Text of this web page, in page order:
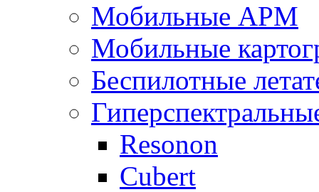
Мобильные АРМ
Мобильные
Беспилотные
Resonon
Cubert